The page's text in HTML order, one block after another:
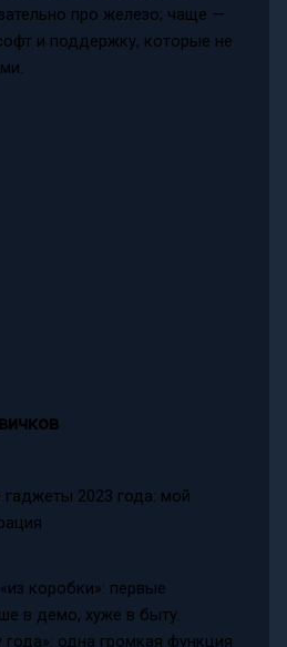
про железо; чаще —
и поддержку, которые не
коробки»: первые
в демо, хуже в быту.
года»: одна громкая функция